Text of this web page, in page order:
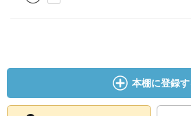
本棚に登録す